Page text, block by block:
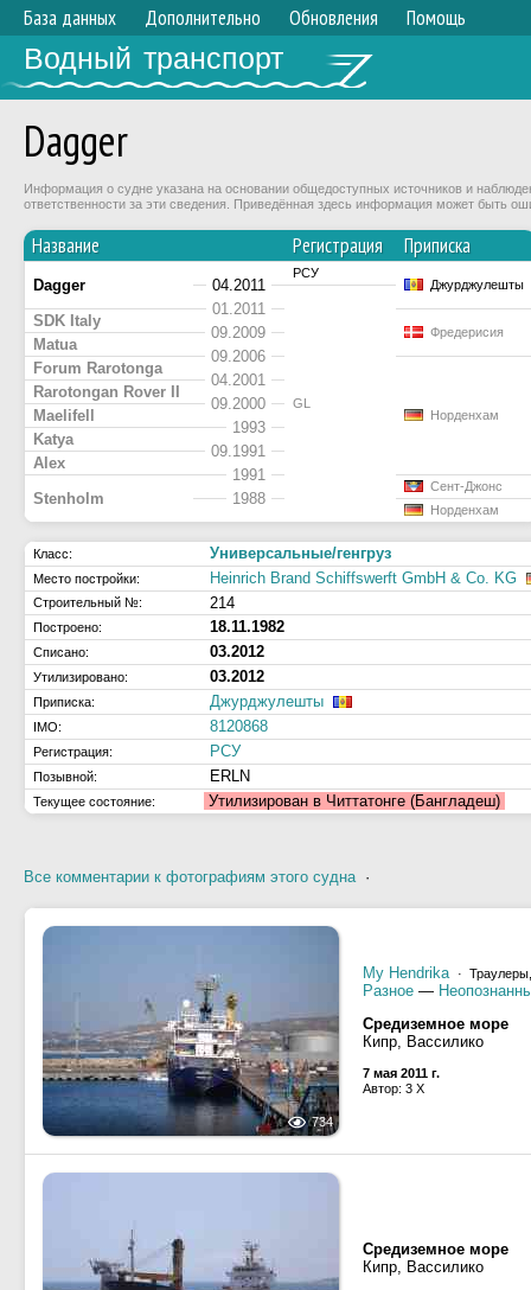
База данных Дополнительно Обновления Помощь
Водный транспорт
Dagger
Информация о судне указана на основании общедоступных источников и
ответственности за эти сведения. Приведённая здесь информация может быть
Название Регистрация Приписка
Dagger 04.2011
РСУ
Джурджулешты
01.2011
GL
SDK Italy
09.2009 Фредерисия
Matua
09.2006
Forum Rarotonga
04.2001
Норденхам
Rarotongan Rover II
09.2000
Maelifell
1993
Katya
09.1991
Alex
1991
Stenholm
1988
Сент-Джонс
Норденхам
Класс: Универсальные/генгруз
Место постройки: Heinrich Brand Schiffswerft GmbH & Co. KG
Строительный №: 214
Построено: 18.11.1982
Списано: 03.2012
Утилизировано: 03.2012
Приписка: Джурджулешты
IMO: 8120868
Регистрация: РСУ
Позывной: ERLN
Текущее состояние: Утилизирован в Читтатонге (Бангладеш)
Все комментарии к фотографиям этого судна·
734
My Hendrika ·
Разное —
Средиземное море
Кипр, Вассилико
7 мая 2011 г.
Автор: 3 X
Средиземное море
Кипр, Вассилико